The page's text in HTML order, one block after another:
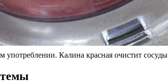
Калина красная очистит сосуды